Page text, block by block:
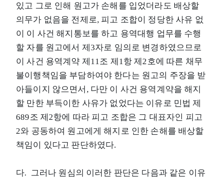
있고 그로 인해 원고가 손해를 입었더라도 배상할
의무가 없음을 전제로, 피고 조합이 정당한 사유 없
이 이 사건 해지통보를 하고 용역대행 업무를 수행
할 자를 원고에서 제3자로 임의로 변경하였으므로
이 사건 용역계약 제11조 제1항 제2호에 따른 채무
불이행책임을 부담하여야 한다는 원고의 주장을 받
아들이지 않으면서, 다만 이 사건 용역계약을 해지
할 만한 부득이한 사유가 없었다는 이유로 민법 제
689조 제2항에 따라 피고 조합은 그 대표자인 피고
2와 공동하여 원고에게 해지로 인한 손해를 배상할
책임이 있다고 판단하였다.
다. 그러나 원심의 이러한 판단은 다음과 같은 이유